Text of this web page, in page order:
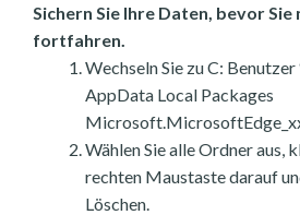
Sichern Sie Ihre Daten, bevor
fortfahren.
Wechseln Sie zu C:
AppData Local Packages
Wählen Sie alle Ordner aus,
rechten Maustaste darauf
Löschen.